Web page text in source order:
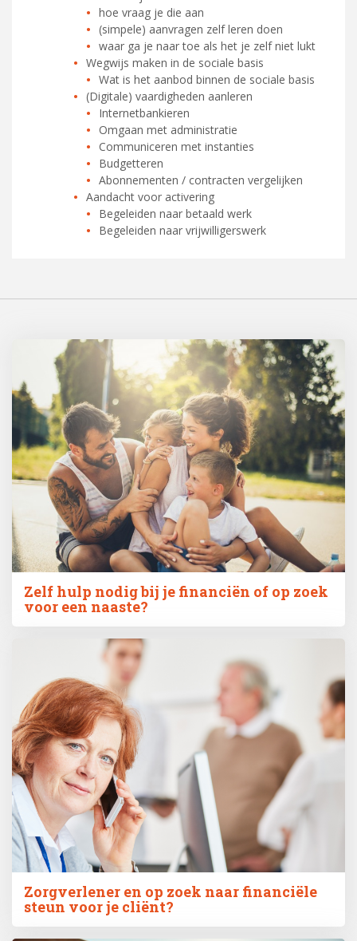
hoe vraag je die aan
(simpele) aanvragen zelf leren doen
waar ga je naar toe als het je zelf niet lukt
Wegwijs maken in de sociale basis
Wat is het aanbod binnen de sociale basis
(Digitale) vaardigheden aanleren
Internetbankieren
Omgaan met administratie
Communiceren met instanties
Budgetteren
Abonnementen / contracten vergelijken
Aandacht voor activering
Begeleiden naar betaald werk
Begeleiden naar vrijwilligerswerk
Zelf hulp nodig bij je financiën of op zoek
voor een naaste?
Zorgverlener en op zoek naar financiële
steun voor je cliënt?